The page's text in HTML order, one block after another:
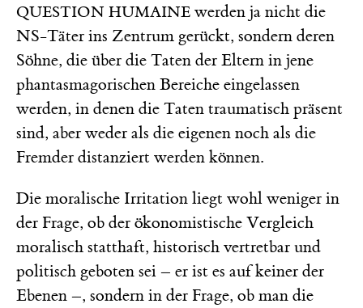
QUESTION ­HUMAINE werden ja nicht die
NS-Täter ins Zentrum gerückt, sondern deren
Söhne, die über die Taten der Eltern in jene
phantasmagorischen Bereiche eingelassen
werden, in denen die Taten traumatisch präsent
sind, aber weder als die eigenen noch als die
Fremder distanziert werden können.
Die moralische Irritation liegt wohl weniger in
der Frage, ob der ökonomistische Vergleich
moralisch statthaft, historisch vertretbar und
politisch geboten sei – er ist es auf keiner der
Ebenen –, sondern in der Frage, ob man die